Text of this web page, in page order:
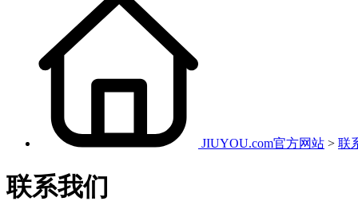
JIUYOU.com官方网站 > 联
联系我们